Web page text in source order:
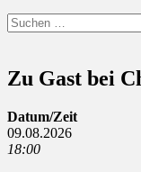
Suchen
Suchen
nach:
Zu Gast bei
Datum/Zeit
09.08.2026
18:00